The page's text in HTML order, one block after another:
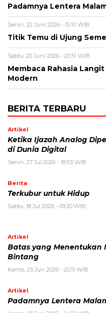
Padamnya Lentera
Senin, 22 Juni 2026 - 15:10 WIB
Titik Temu di Ujung
Sabtu, 20 Juni 2026 - 20:51 WIB
Membaca Rahasia
Modern
BERITA TERBARU
Artikel
Ketika Ijazah Analog
di Dunia Digital
Senin, 27 Jul 2026 - 18:53 WIB
Berita
Terkubur untuk Hidup
Sabtu, 18 Jul 2026 - 09:20 WIB
Artikel
Batas yang Menentukan
Bintang
Kamis, 25 Jun 2026 - 20:11 WIB
Artikel
Padamnya Lentera